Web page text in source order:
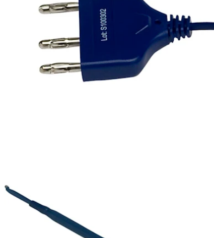
Fusão artroscópica do tornozelo
Quadril
Ablação por Radiofrequência CoolCut